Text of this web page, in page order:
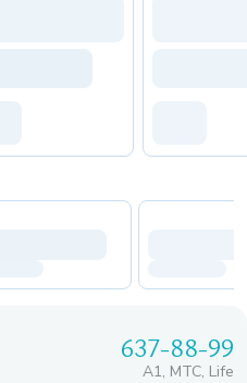
637-88-99
A1, МТС, Life